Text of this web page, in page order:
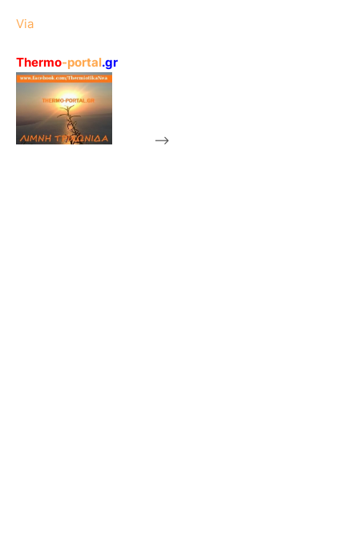
Via
Thermo-portal.gr
-->